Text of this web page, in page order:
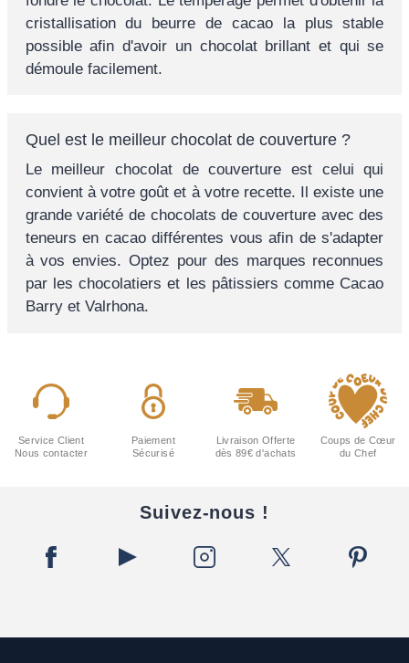
cristallisation du beurre de cacao la plus stable
possible afin d'avoir un chocolat brillant et qui se
démoule facilement.
Quel est le meilleur chocolat de couverture ?
Le meilleur chocolat de couverture est celui qui
convient à votre goût et à votre recette. Il existe une
grande variété de chocolats de couverture avec des
teneurs en cacao différentes vous afin de s'adapter
à vos envies. Optez pour des marques reconnues
par les chocolatiers et les pâtissiers comme Cacao
Barry et Valrhona.
Service Client
Nous contacter
Paiement
Sécurisé
Livraison Offerte
dès 89€ d'achats
Coups de Cœur
du Chef
Suivez-nous !